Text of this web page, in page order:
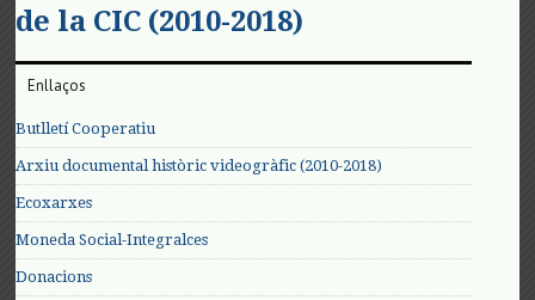
de la CIC (2010-2018)
Enllaços
Butlletí Cooperatiu
Arxiu documental històric videogràfic (2010-2018)
Ecoxarxes
Moneda Social-Integralces
Donacions